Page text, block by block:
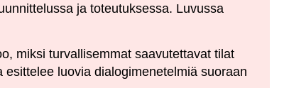
ja toteutuksessa. Luvussa
miksi turvallisemmat saavutettavat tilat
luovia dialogimenetelmiä suoraan